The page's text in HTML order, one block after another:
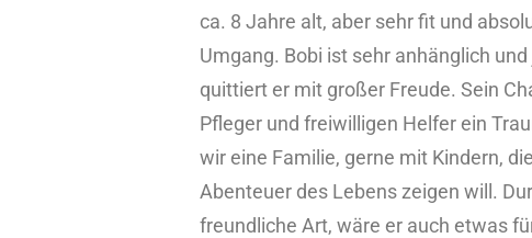
ca. 8 Jahre alt, aber sehr fit und
Umgang. Bobi ist sehr anhänglich
quittiert er mit großer Freude. Sein
Pfleger und freiwilligen Helfer ein
wir eine Familie, gerne mit Kindern,
Abenteuer des Lebens zeigen will.
freundliche Art, wäre er auch etwas